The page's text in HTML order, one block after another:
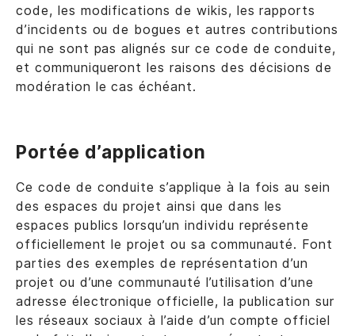
code, les modifications de wikis, les rapports
d’incidents ou de bogues et autres contributions
qui ne sont pas alignés sur ce code de conduite,
et communiqueront les raisons des décisions de
modération le cas échéant.
Portée d’application
Ce code de conduite s’applique à la fois au sein
des espaces du projet ainsi que dans les
espaces publics lorsqu’un individu représente
officiellement le projet ou sa communauté. Font
parties des exemples de représentation d’un
projet ou d’une communauté l’utilisation d’une
adresse électronique officielle, la publication sur
les réseaux sociaux à l’aide d’un compte officiel